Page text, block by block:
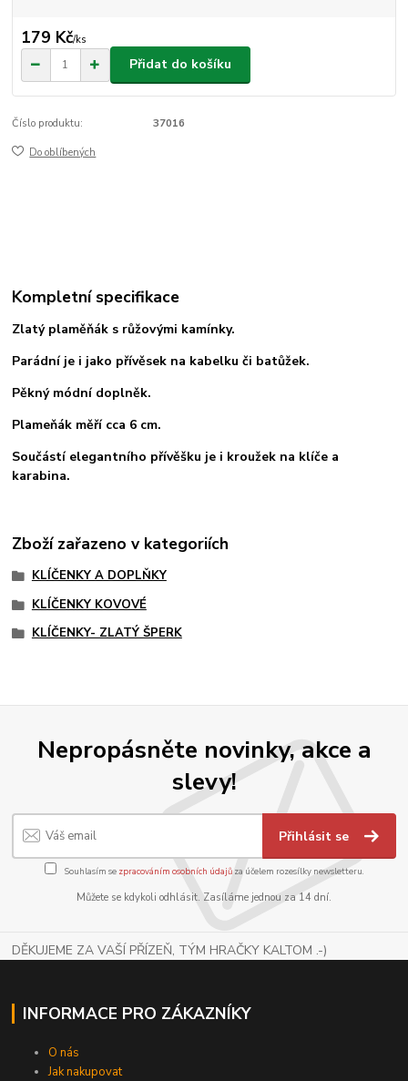
179 Kč/ks
Přidat do košíku
Číslo produktu: 37016
Do oblíbených
Kompletní specifikace
Zlatý plaměňák s růžovými kamínky.
Parádní je i jako přívěsek na kabelku či batůžek.
Pěkný módní doplněk.
Plameňák měří cca 6 cm.
Součástí elegantního přívěšku je i kroužek na klíče a
karabina.
Zboží zařazeno v kategoriích
KLÍČENKY A DOPLŇKY
KLÍČENKY KOVOVÉ
KLÍČENKY- ZLATÝ ŠPERK
Nepropásněte novinky, akce a
slevy!
Přihlásit se
Souhlasím se zpracováním osobních údajůza účelem rozesílky newsletteru.
Můžete se kdykoli odhlásit. Zasíláme jednou za 14 dní.
DĚKUJEME ZA VAŠÍ PŘÍZEŇ, TÝM HRAČKY KALTOM .-)
INFORMACE PRO ZÁKAZNÍKY
O nás
Jak nakupovat